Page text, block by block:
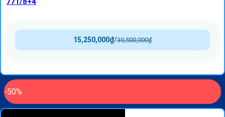
30,500,000₫
/
15,250,000₫
-50%